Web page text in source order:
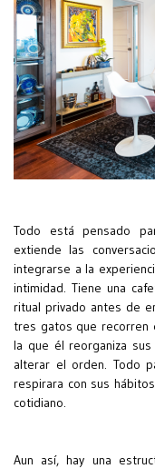
Todo está pensado
extiende las
integrarse a la
intimidad. Tiene una
ritual privado antes de
tres gatos que recorren
la que él reorganiza
alterar el orden. Todo
respirara con sus
cotidiano.
Aun así, hay una